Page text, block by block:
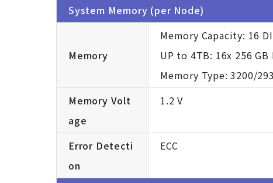
System Memory (per Node)
Memory
Memory Capacity: 16
UP to 4TB: 16x 256 GB
Memory Type: 3200/
Memory Volt
age
1.2 V
Error Detecti
on
ECC